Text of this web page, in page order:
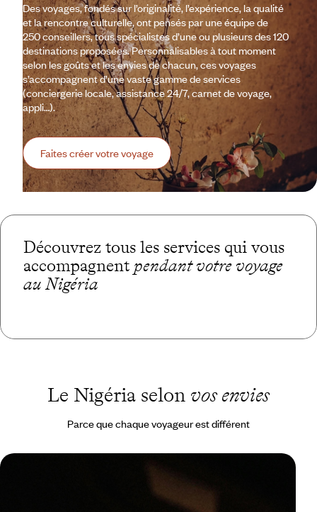
Des voyages, fondés sur l’originalité, l’expérience, la qualité
et la rencontre culturelle, ont pensés par une équipe de
250 conseillers, tous spécialistes d’une ou plusieurs des 120
destinations proposées. Personnalisables à tout moment
selon les goûts et les envies de chacun, ces voyages
s’accompagnent d’une vaste gamme de services
(conciergerie locale, assistance 24/7, carnet de voyage,
appli…).
Faites créer votre voyage
Découvrez tous les services qui vous
accompagnent pendant votre voyage
au Nigéria
Le Nigéria selon vos envies
Parce que chaque voyageur est différent